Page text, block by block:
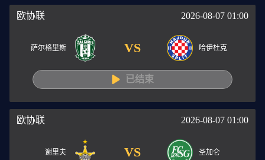
欧协联 2026-08-07 01:00
萨尔格里斯 VS 哈伊杜克
已结束
欧协联 2026-08-07 01:00
谢里夫 VS 圣加仑